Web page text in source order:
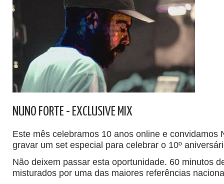
NUNO FORTE - EXCLUSIVE MIX
Este mês celebramos 10 anos online e convidamos
gravar um set especial para celebrar o 10º
Não deixem passar esta oportunidade. 60 minutos
misturados por uma das maiores referências